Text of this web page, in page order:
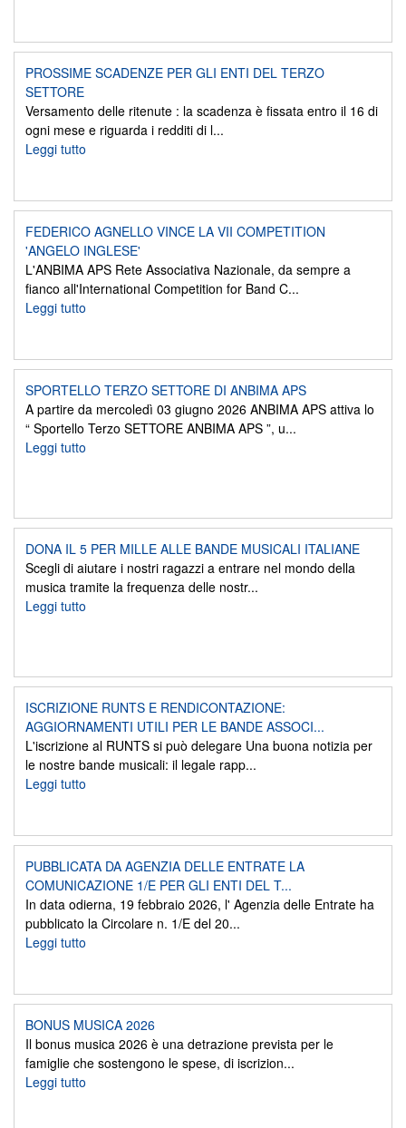
PROSSIME SCADENZE PER GLI ENTI DEL TERZO
SETTORE
Versamento delle ritenute : la scadenza è fissata entro il 16 di
ogni mese e riguarda i redditi di l...
Leggi tutto
FEDERICO AGNELLO VINCE LA VII COMPETITION
'ANGELO INGLESE'
L'ANBIMA APS Rete Associativa Nazionale, da sempre a
fianco all'International Competition for Band C...
Leggi tutto
SPORTELLO TERZO SETTORE DI ANBIMA APS
A partire da mercoledì 03 giugno 2026 ANBIMA APS attiva lo
“ Sportello Terzo SETTORE ANBIMA APS ”, u...
Leggi tutto
DONA IL 5 PER MILLE ALLE BANDE MUSICALI ITALIANE
Scegli di aiutare i nostri ragazzi a entrare nel mondo della
musica tramite la frequenza delle nostr...
Leggi tutto
ISCRIZIONE RUNTS E RENDICONTAZIONE:
AGGIORNAMENTI UTILI PER LE BANDE ASSOCI...
L'iscrizione al RUNTS si può delegare Una buona notizia per
le nostre bande musicali: il legale rapp...
Leggi tutto
PUBBLICATA DA AGENZIA DELLE ENTRATE LA
COMUNICAZIONE 1/E PER GLI ENTI DEL T...
In data odierna, 19 febbraio 2026, l' Agenzia delle Entrate ha
pubblicato la Circolare n. 1/E del 20...
Leggi tutto
BONUS MUSICA 2026
Il bonus musica 2026 è una detrazione prevista per le
famiglie che sostengono le spese, di iscrizion...
Leggi tutto